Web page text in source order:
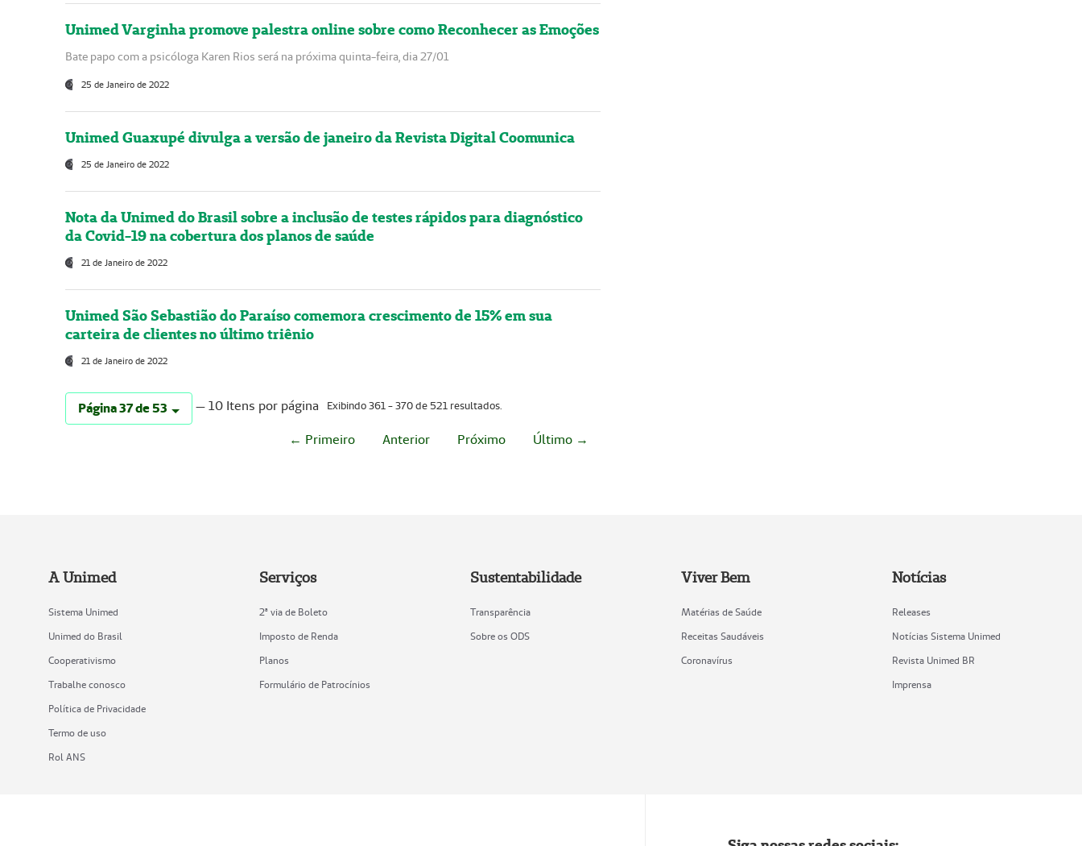
Unimed Varginha promove palestra online sobre como Reconhecer as Emoções
Bate papo com a psicóloga Karen Rios será na próxima quinta-feira, dia 27/01
25 de Janeiro de 2022
Unimed Guaxupé divulga a versão de janeiro da Revista Digital Coomunica
25 de Janeiro de 2022
Nota da Unimed do Brasil sobre a inclusão de testes rápidos para diagnóstico
da Covid-19 na cobertura dos planos de saúde
21 de Janeiro de 2022
Unimed São Sebastião do Paraíso comemora crescimento de 15% em sua
carteira de clientes no último triênio
21 de Janeiro de 2022
Página 37 de 53 — 10 Itens por página Exibindo 361 - 370 de 521 resultados.
← Primeiro Anterior Próximo Último →
A Unimed
Sistema Unimed
Unimed do Brasil
Cooperativismo
Trabalhe conosco
Política de Privacidade
Termo de uso
Rol ANS
Serviços
2ª via de Boleto
Imposto de Renda
Planos
Formulário de Patrocínios
Sustentabilidade
Transparência
Sobre os ODS
Viver Bem
Matérias de Saúde
Receitas Saudáveis
Coronavírus
Notícias
Releases
Notícias Sistema Unimed
Revista Unimed BR
Imprensa